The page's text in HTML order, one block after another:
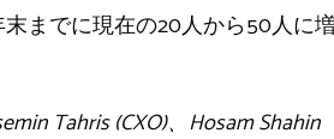
までに現在の20人から50人に増
Tahris (CXO)、Hosam Shahin